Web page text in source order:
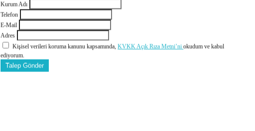
Kurum Adı
Telefon
E-Mail
Adres
Kişisel verileri koruma kanunu kapsamında,KVKK Açık Rıza Metni’niokudum ve kabul
ediyorum.
Talep Gönder